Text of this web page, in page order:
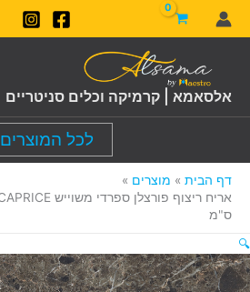
דילוג
לתוכן
אלסאמא | קרמיקה וכלים סניטריים
לכל המוצרים
דף הבית
מוצרים
ס"מ
🔍